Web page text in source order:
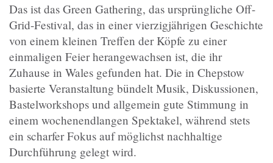
Das ist das Green Gathering, das ursprüngliche Off-
Grid-Festival, das in einer vierzigjährigen Geschichte
von einem kleinen Treffen der Köpfe zu einer
einmaligen Feier herangewachsen ist, die ihr
Zuhause in Wales gefunden hat. Die in Chepstow
basierte Veranstaltung bündelt Musik, Diskussionen,
Bastelworkshops und allgemein gute Stimmung in
einem wochenendlangen Spektakel, während stets
ein scharfer Fokus auf möglichst nachhaltige
Durchführung gelegt wird.